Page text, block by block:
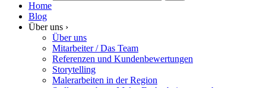
Home
Blog
Über uns ›
Über uns
Mitarbeiter / Das Team
Referenzen und Kundenbewertungen
Storytelling
Malerarbeiten in der Region